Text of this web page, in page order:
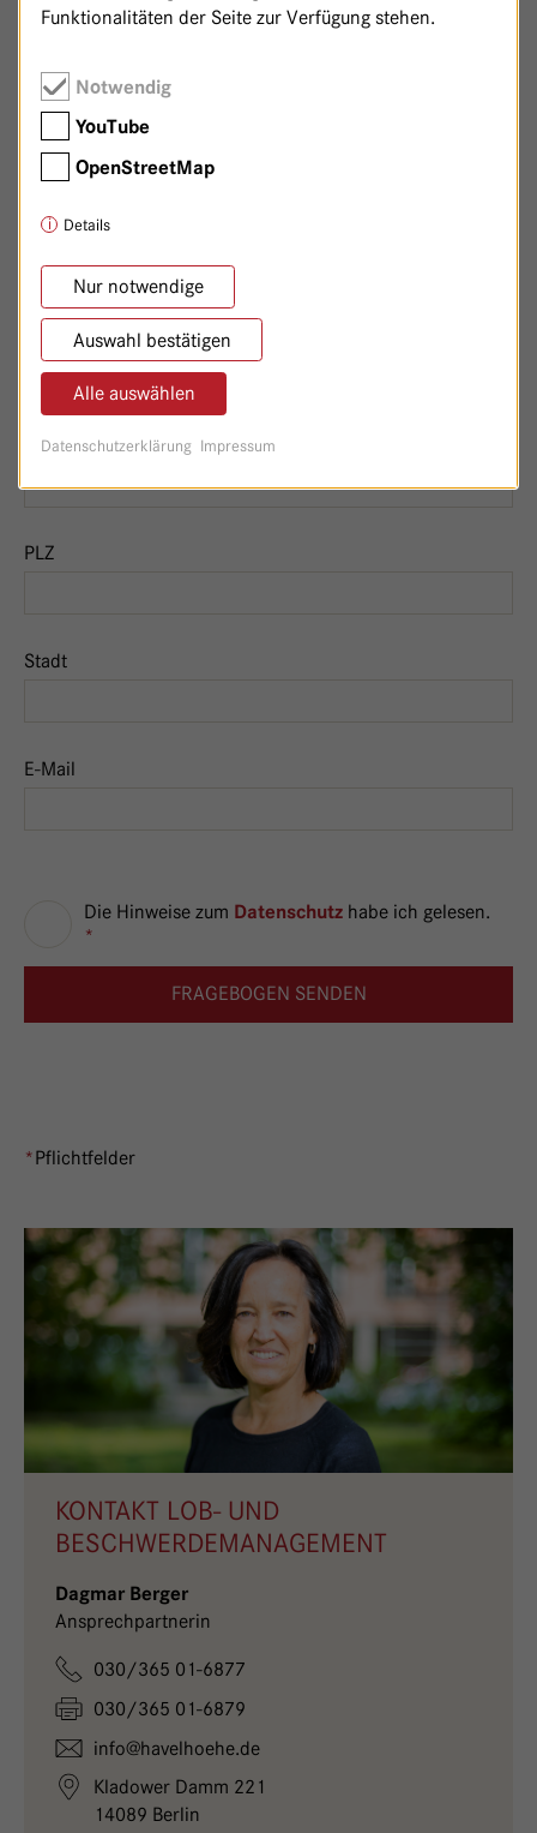
Vorname
Nachname
Straße
Hausnummer
PLZ
Stadt
E-Mail
Die Hinweise zum Datenschutz habe ich gelesen.
*
*Pflichtfelder
KONTAKT LOB- UND
BESCHWERDEMANAGEMENT
Dagmar Berger
Ansprechpartnerin
030/365 01-6877
030/365 01-6879
info@havelhoehe.de
Kladower Damm 221
14089 Berlin
Funktionalitäten der Seite zur Verfügung stehen.
Notwendig
YouTube
OpenStreetMap
Details
Nur notwendige
Auswahl bestätigen
Alle auswählen
Datenschutzerklärung Impressum